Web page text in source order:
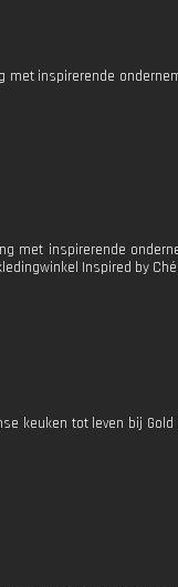
met inspirerende
met inspirerende
Inspired by
keuken tot leven bij Gold